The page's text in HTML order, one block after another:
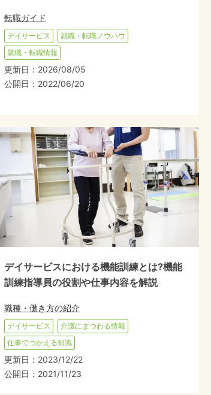
転職ガイド
デイサービス
就職・転職ノウハウ
就職・転職情報
更新日： 2026/08/05
公開日： 2022/06/20
デイサービスにおける機能訓練とは?機能
訓練指導員の役割や仕事内容を解説
職種・働き方の紹介
デイサービス
介護にまつわる情報
仕事でつかえる知識
更新日： 2023/12/22
公開日： 2021/11/23